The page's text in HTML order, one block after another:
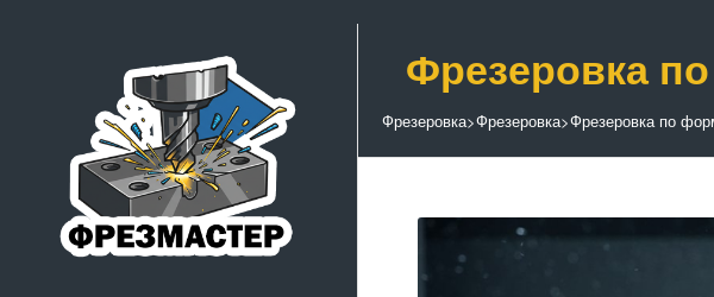
Фрезеровка
Фрезеровка>Фрезеровка>Фрезеровка по